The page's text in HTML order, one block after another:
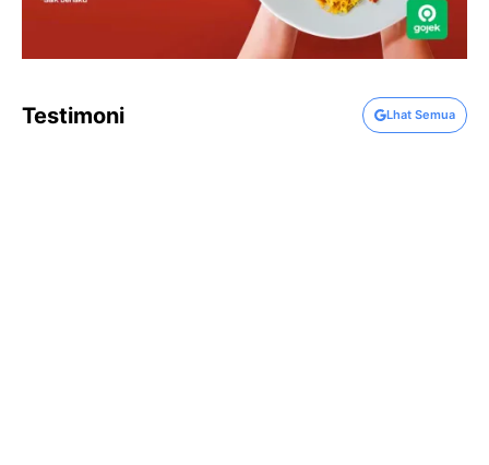
Testimoni Lhat Semua